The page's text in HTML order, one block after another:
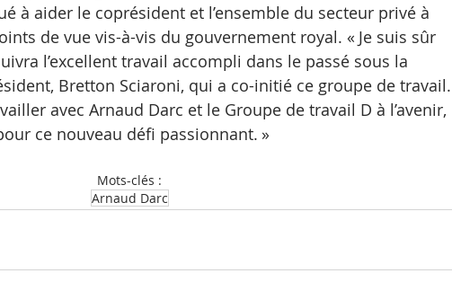
à aider le coprésident et l’ensemble du secteur privé à
de vue vis-à-vis du gouvernement royal. « Je suis sûr
l’excellent travail accompli dans le passé sous la
Bretton Sciaroni, qui a co-initié ce groupe de travail.
avec Arnaud Darc et le Groupe de travail D à l’avenir,
ce nouveau défi passionnant. »
Mots-clés :
Arnaud Darc